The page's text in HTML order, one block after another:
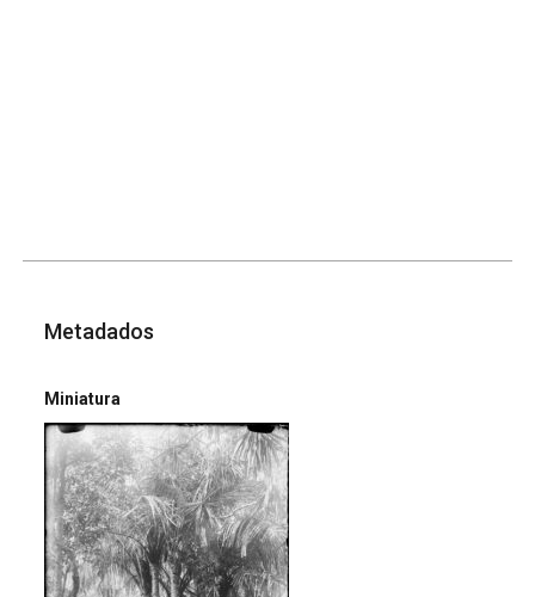
Metadados
Miniatura